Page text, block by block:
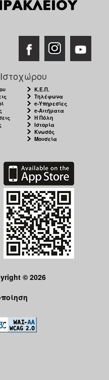
Κ.Ε.Π.
Τηλέφωνα
e-Υπηρεσίες
e-Αιτήματα
Η Πόλη
Ιστορία
Κνωσός
Μουσεία
© 2026